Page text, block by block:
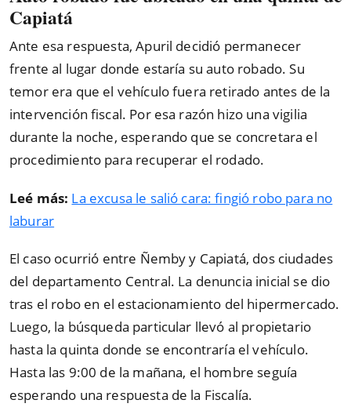
Capiatá
Ante esa respuesta, Apuril decidió permanecer
frente al lugar donde estaría su auto robado. Su
temor era que el vehículo fuera retirado antes de la
intervención fiscal. Por esa razón hizo una vigilia
durante la noche, esperando que se concretara el
procedimiento para recuperar el rodado.
Leé más: La excusa le salió cara: fingió robo para no
laburar
El caso ocurrió entre Ñemby y Capiatá, dos ciudades
del departamento Central. La denuncia inicial se dio
tras el robo en el estacionamiento del hipermercado.
Luego, la búsqueda particular llevó al propietario
hasta la quinta donde se encontraría el vehículo.
Hasta las 9:00 de la mañana, el hombre seguía
esperando una respuesta de la Fiscalía.